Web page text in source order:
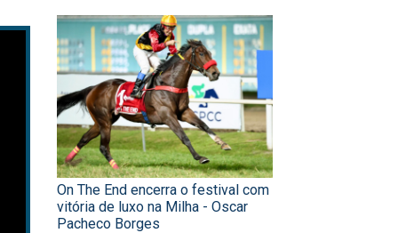
On The End encerra o festival com
vitória de luxo na Milha - Oscar
Pacheco Borges